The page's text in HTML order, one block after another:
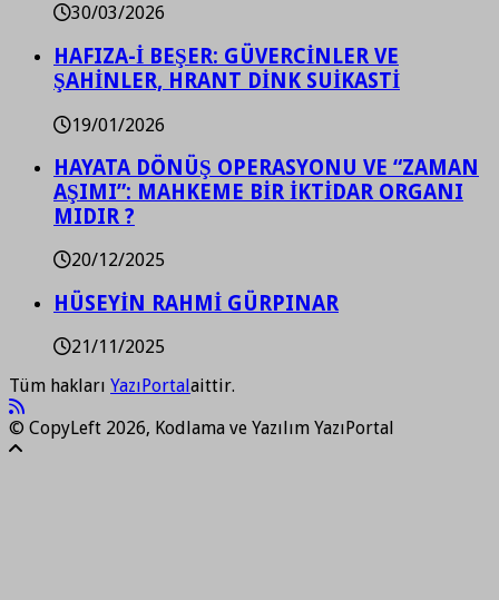
30/03/2026
HAFIZA-İ BEŞER: GÜVERCİNLER VE
ŞAHİNLER, HRANT DİNK SUİKASTİ
19/01/2026
HAYATA DÖNÜŞ OPERASYONU VE “ZAMAN
AŞIMI”: MAHKEME BİR İKTİDAR ORGANI
MIDIR ?
20/12/2025
HÜSEYİN RAHMİ GÜRPINAR
21/11/2025
Tüm hakları YazıPortal aittir.
© CopyLeft 2026, Kodlama ve Yazılım YazıPortal